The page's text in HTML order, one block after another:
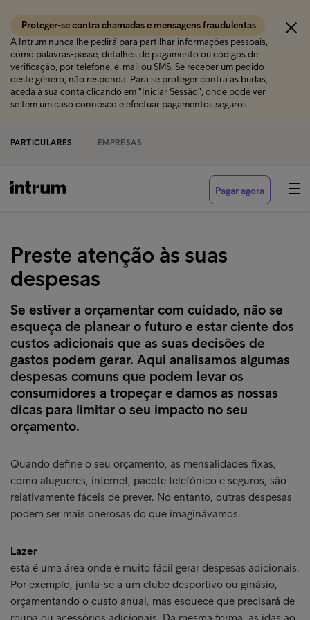
Proteger-se contra chamadas e mensagens fraudulentas
A Intrum nunca lhe pedirá para partilhar informações pessoais,
como palavras-passe, detalhes de pagamento ou códigos de
verificação, por telefone, e-mail ou SMS. Se receber um pedido
deste género, não responda. Para se proteger contra as burlas,
aceda à sua conta clicando em "Iniciar Sessão", onde pode ver
se tem um caso connosco e efectuar pagamentos seguros.
PARTICULARES EMPRESAS
Pagar agora
Preste atenção às suas
despesas
Se estiver a orçamentar com cuidado, não se
esqueça de planear o futuro e estar ciente dos
custos adicionais que as suas decisões de
gastos podem gerar. Aqui analisamos algumas
despesas comuns que podem levar os
consumidores a tropeçar e damos as nossas
dicas para limitar o seu impacto no seu
orçamento.
Quando define o seu orçamento, as mensalidades fixas,
como alugueres, internet, pacote telefónico e seguros, são
relativamente fáceis de prever. No entanto, outras despesas
podem ser mais onerosas do que imaginávamos.
Lazer
esta é uma área onde é muito fácil gerar despesas adicionais.
Por exemplo, junta-se a um clube desportivo ou ginásio,
orçamentando o custo anual, mas esquece que precisará de